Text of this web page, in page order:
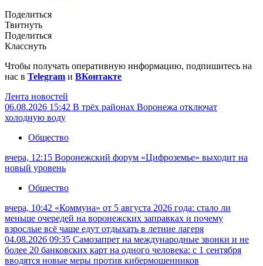
Поделиться
Твитнуть
Поделиться
Класснуть
Чтобы получать оперативную информацию, подпишитесь на
нас в Telegram и ВКонтакте
Лента новостей
06.08.2026 15:42 В трёх районах Воронежа отключат
холодную воду
Общество
вчера, 12:15 Воронежский форум «Цифроземье» выходит на
новый уровень
Общество
вчера, 10:42 «Коммуна» от 5 августа 2026 года: стало ли
меньше очередей на воронежских заправках и почему
взрослые всё чаще едут отдыхать в летние лагеря
04.08.2026 09:35 Самозапрет на международные звонки и не
более 20 банковских карт на одного человека: с 1 сентября
вводятся новые меры против кибермошенников